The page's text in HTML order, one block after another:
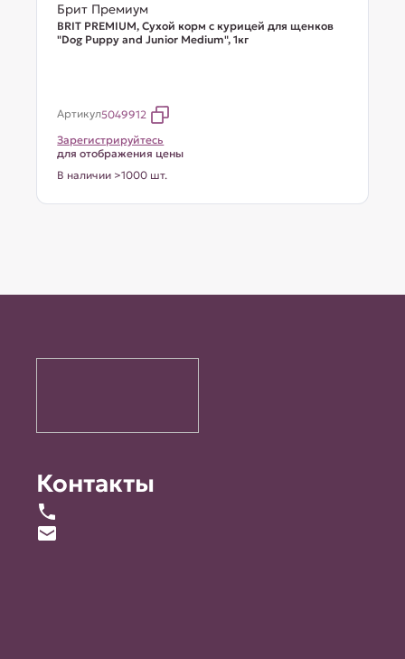
Брит Премиум
BRIT PREMIUM, Сухой корм с курицей для щенков
"Dog Puppy and Junior Medium", 1кг
Артикул5049912
Зарегистрируйтесь
для отображения цены
В наличии >1000 шт.
Контакты